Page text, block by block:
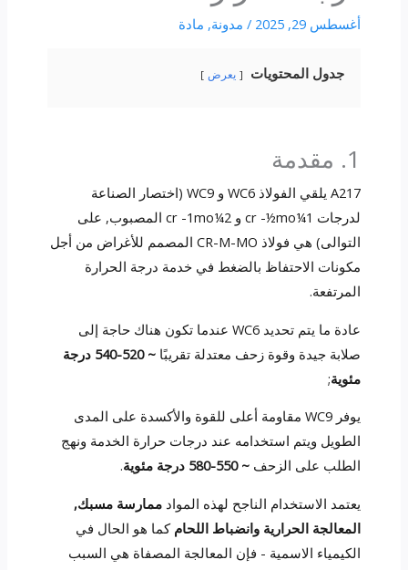
أغسطس 29, 2025 / مدونة, مادة
جدول المحتويات يعرض
1. مقدمة
A217 يلقي الفولاذ WC6 و WC9 (اختصار الصناعة
لدرجات 1¼cr -½mo و 2¼cr -1mo المصبوب, على
التوالى) هي فولاذ CR-M-MO المصمم للأغراض من أجل
مكونات الاحتفاظ بالضغط في خدمة درجة الحرارة
المرتفعة.
عادة ما يتم تحديد WC6 عندما تكون هناك حاجة إلى
صلابة جيدة وقوة زحف معتدلة تقريبًا
~ 520-540 درجة
مئوية;
يوفر WC9 مقاومة أعلى للقوة والأكسدة على المدى
الطويل ويتم استخدامه عند درجات حرارة الخدمة ونهج
الطلب على الزحف ~ 550-580 درجة مئوية .
يعتمد الاستخدام الناجح لهذه المواد ممارسة مسبك,
المعالجة الحرارية وانضباط اللحام كما هو الحال في
الكيمياء الاسمية - فإن المعالجة المصفاة هي السبب